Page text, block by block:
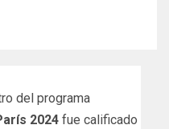
del programa
2024 fue calificado